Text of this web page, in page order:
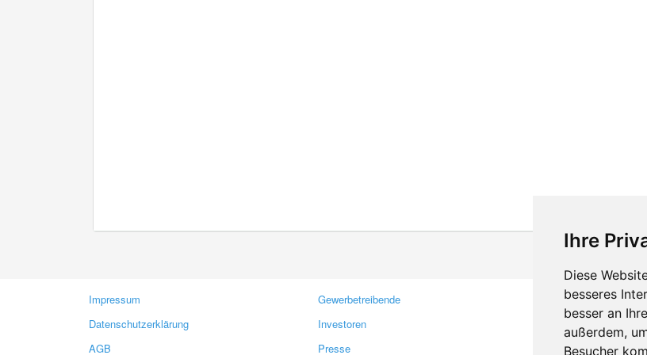
Ihre
Diese
besseres
besser an
außerdem,
Besucher
Impressum
Datenschutzerklärung
AGB
Gewerbetreibende
Investoren
Presse
Kontakt
Feedback
Fehler melden